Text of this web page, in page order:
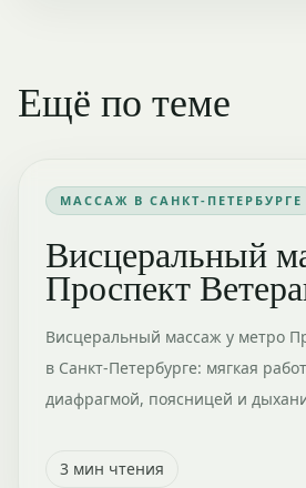
Ещё по теме
МАССАЖ В САНКТ-ПЕТЕРБУРГЕ
Висцеральный
Проспект
Висцеральный массаж у метро
в Санкт-Петербурге: мягкая
диафрагмой, поясницей и
3 мин чтения